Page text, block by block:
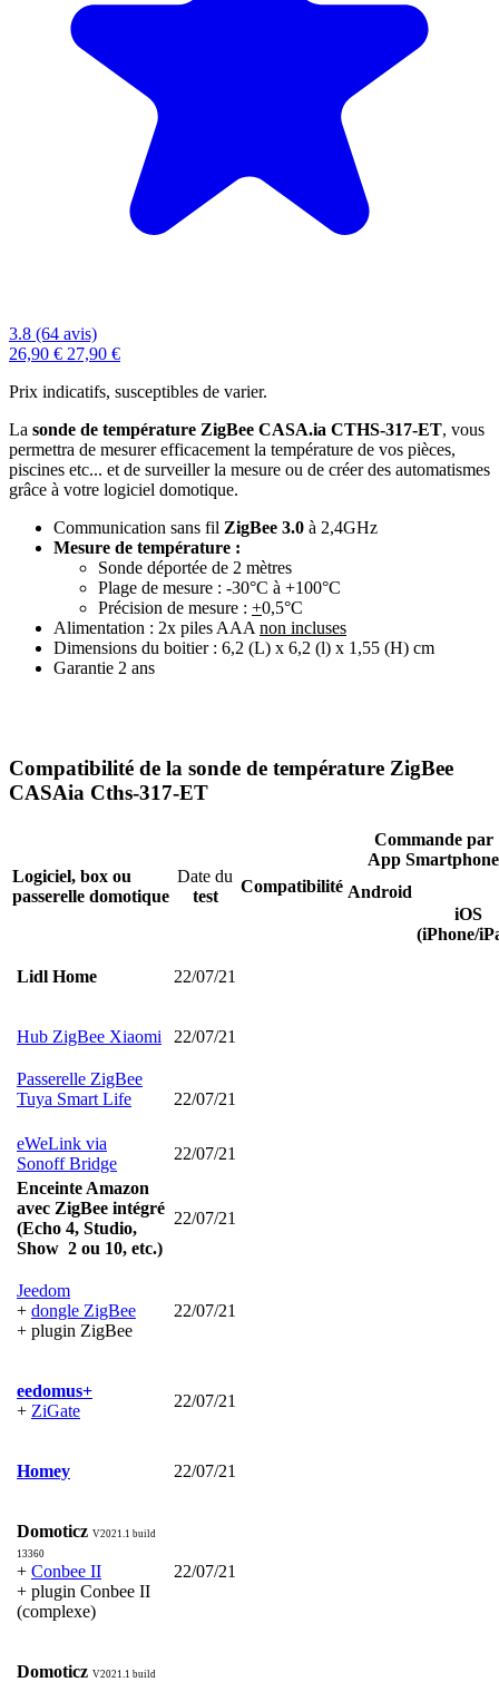
3.8 (64 avis)
26,90 € 27,90 €
Prix indicatifs, susceptibles de varier.
La sonde de température ZigBee CASA.ia CTHS-317-ET, vous
permettra de mesurer efficacement la température de vos pièces,
piscines etc... et de surveiller la mesure ou de créer des automatismes
grâce à votre logiciel domotique.
Communication sans fil ZigBee 3.0 à 2,4GHz
Mesure de température :
Sonde déportée de 2 mètres
Plage de mesure : -30°C à +100°C
Précision de mesure : +0,5°C
Alimentation : 2x piles AAA non incluses
Dimensions du boitier : 6,2 (L) x 6,2 (l) x 1,55 (H) cm
Garantie 2 ans
Compatibilité de la sonde de température ZigBee
CASAia Cths-317-ET
Logiciel, box ou
passerelle domotique
Date du
test
Compatibilité
Commande par
App Smartphone
Android
iOS
(iPhone/
Lidl Home 22/07/21
Hub ZigBee Xiaomi 22/07/21
Passerelle ZigBee
Tuya Smart Life
22/07/21
eWeLink via
Sonoff Bridge
22/07/21
Enceinte Amazon
avec ZigBee intégré
(Echo 4, Studio,
Show 2 ou 10, etc.)
22/07/21
Jeedom
+ dongle ZigBee
+ plugin ZigBee
22/07/21
eedomus+
+ ZiGate
22/07/21
Homey 22/07/21
Domoticz V2021.1 build
13360
+ Conbee II
+ plugin Conbee II
(complexe)
22/07/21
Domoticz V2021.1 build